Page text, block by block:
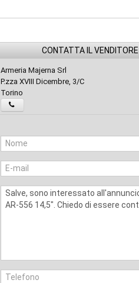
CONTATTA IL VENDITORE
Armeria Majerna Srl
P.zza XVIII Dicembre, 3/C
Torino